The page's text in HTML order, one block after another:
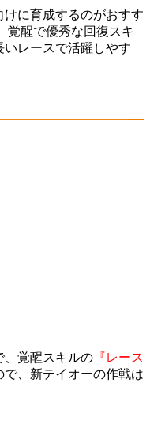
に育成するのがおすす
覚醒で優秀な回復スキ
レースで活躍しやす
、覚醒スキルの 『レース
で、新テイオーの作戦は